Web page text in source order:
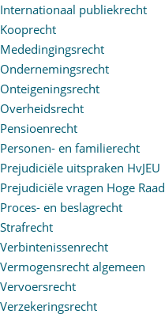
Internationaal publiekrecht
Kooprecht
Mededingingsrecht
Ondernemingsrecht
Onteigeningsrecht
Overheidsrecht
Pensioenrecht
Personen- en familierecht
Prejudiciële uitspraken HvJEU
Prejudiciële vragen Hoge Raad
Proces- en beslagrecht
Strafrecht
Verbintenissenrecht
Vermogensrecht algemeen
Vervoersrecht
Verzekeringsrecht